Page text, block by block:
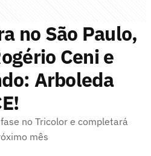
no São Paulo,
Ceni e
Arboleda
no Tricolor e completará
mês